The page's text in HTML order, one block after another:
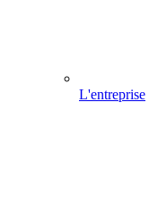
L'entreprise